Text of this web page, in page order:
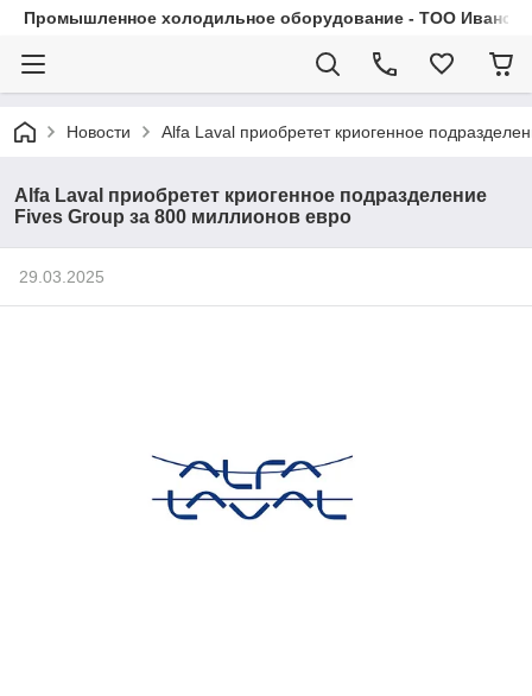
Промышленное холодильное оборудование - ТОО
Новости Alfa Laval приобретет криогенное
Alfa Laval приобретет криогенное подразделение
Fives Group за 800 миллионов евро
29.03.2025